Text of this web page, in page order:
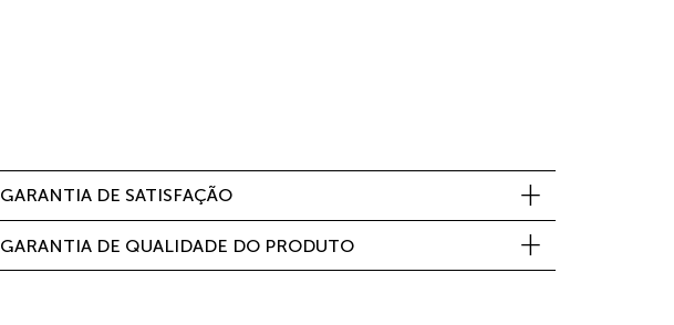
GARANTIA DE SATISFAÇÃO
GARANTIA DE QUALIDADE DO PRODUTO